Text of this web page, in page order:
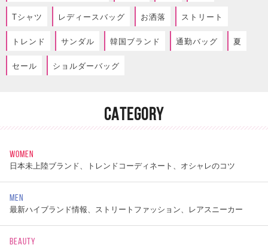
Tシャツ レディースバッグ お洒落 ストリート
トレンド サンダル 韓国ブランド 通勤バッグ 夏
セール ショルダーバッグ
CATEGORY
WOMEN
日本未上陸ブランド、トレンドコーディネート、オシャレのコツ
MEN
最新ハイブランド情報、ストリートファッション、レアスニーカー
BEAUTY